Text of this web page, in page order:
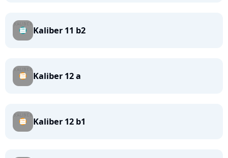
Kaliber 11 b2
Kaliber 12 a
Kaliber 12 b1